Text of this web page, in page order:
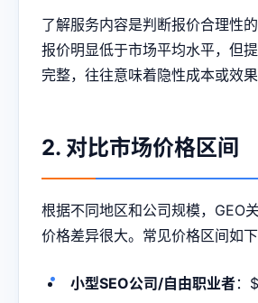
了解服务内容是判断报价合理性
报价明显低于市场平均水平，但
完整，往往意味着隐性成本或效果
2. 对比市场价格区间
根据不同地区和公司规模，GEO
价格差异很大。常见价格区间如下
小型SEO公司/自由职业者：